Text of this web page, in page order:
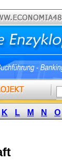
K L M N O